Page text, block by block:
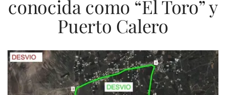
conocida como “El Toro” y
Puerto Calero